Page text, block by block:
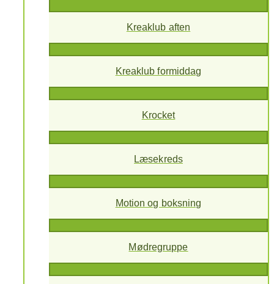
Kreaklub aften
Kreaklub formiddag
Krocket
Læsekreds
Motion og boksning
Mødregruppe